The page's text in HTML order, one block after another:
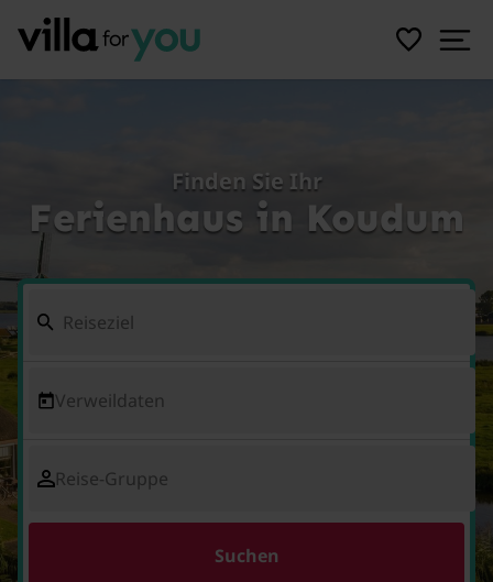
Finden Sie Ihr
Ferienhaus in Koudum
Verweildaten
Reise-Gruppe
Suchen